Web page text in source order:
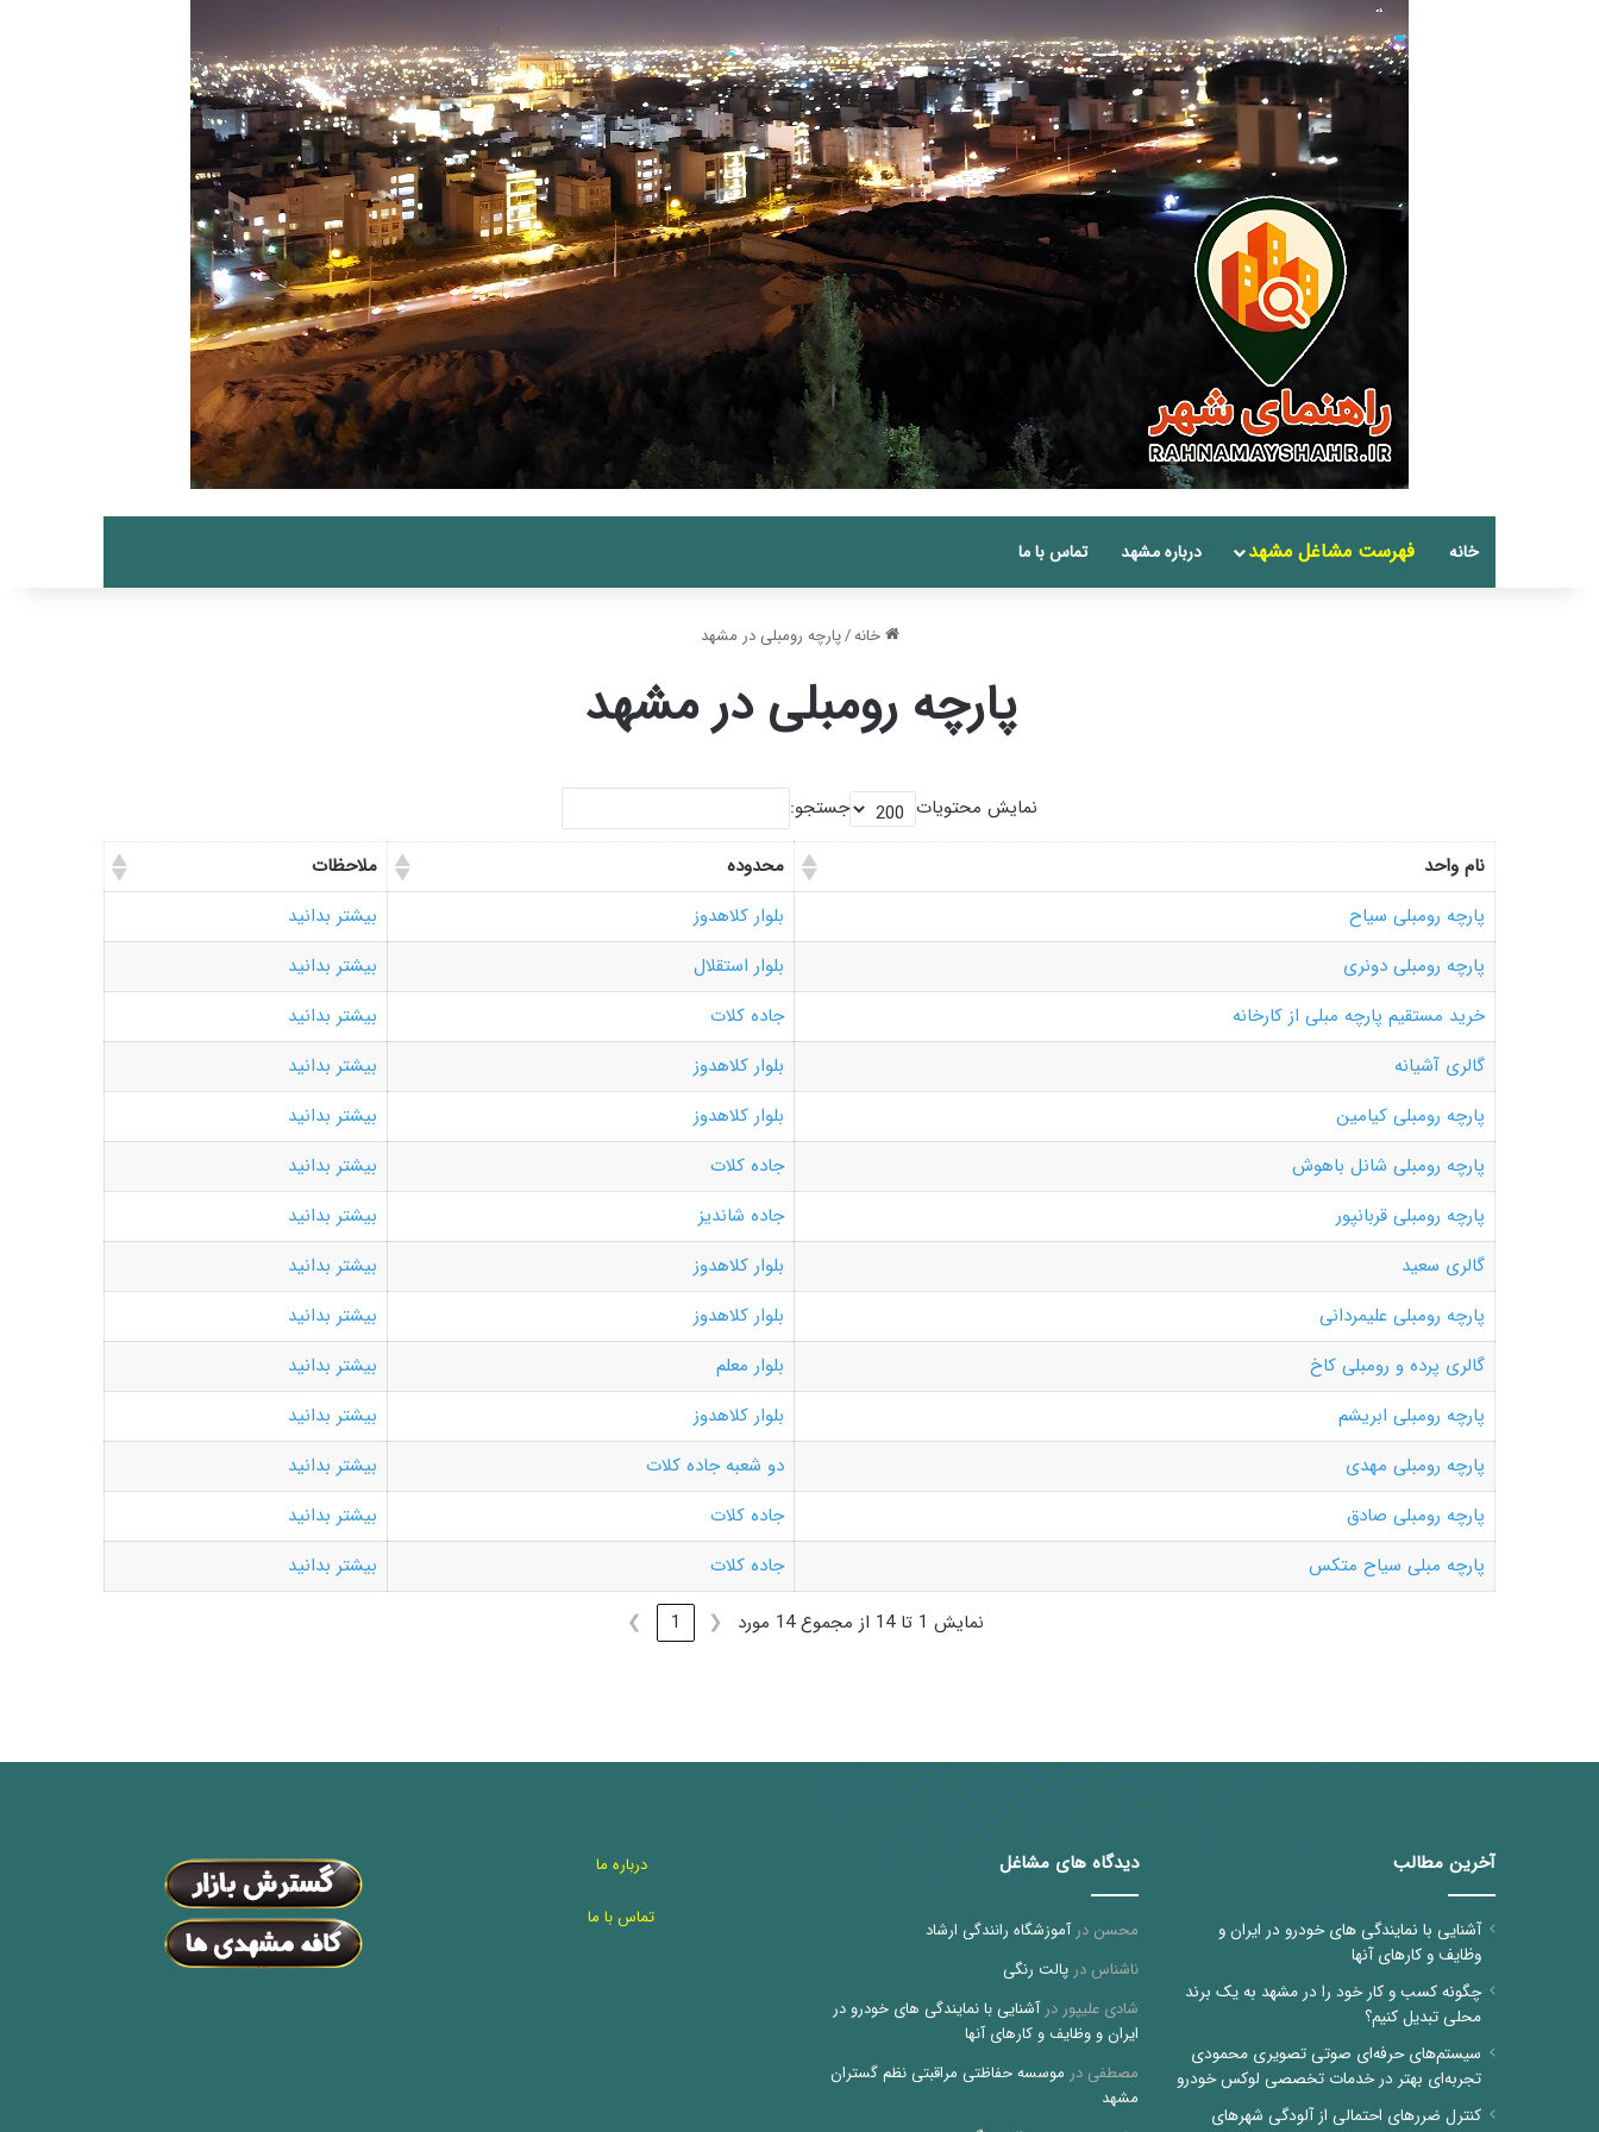
خانه فهرست مشاغل مشهد درباره مشهد تماس با ما
خانه/پارچه رومبلی در مشهد
پارچه رومبلی در مشهد
نمایش محتویات جستجو:
نام واحد محدوده
ملاحظات
پارچه رومبلی سیاح
بلوار کلاهدوز
بیشتر بدانید
پارچه رومبلی دونری
بلوار استقلال
بیشتر بدانید
خرید مستقیم پارچه مبلی از کارخانه
جاده کلات
بیشتر بدانید
گالری آشیانه
بلوار کلاهدوز
بیشتر بدانید
پارچه رومبلی کیامین
بلوار کلاهدوز
بیشتر بدانید
پارچه رومبلی شانل باهوش
جاده کلات
بیشتر بدانید
پارچه رومبلی قربانپور
جاده شاندیز
بیشتر بدانید
گالری سعید
بلوار کلاهدوز
بیشتر بدانید
پارچه رومبلی علیمردانی
بلوار کلاهدوز
بیشتر بدانید
گالری پرده و رومبلی کاخ
بلوار معلم
بیشتر بدانید
پارچه رومبلی ابریشم
بلوار کلاهدوز
بیشتر بدانید
پارچه رومبلی مهدی
دو شعبه جاده کلات
بیشتر بدانید
پارچه رومبلی صادق
جاده کلات
بیشتر بدانید
پارچه مبلی سیاح متکس
جاده کلات
بیشتر بدانید
نمایش 1 تا 14 از مجموع 14 مورد
❮
1
❯
آخرین مطالب
آشنایی با نمایندگی های خودرو در ایران و
وظایف و کارهای آنها
چگونه کسب و کار خود را در مشهد به یک برند
محلی تبدیل کنیم؟
سیستم‌های حرفه‌ای صوتی تصویری محمودی
تجربه‌ای بهتر در خدمات تخصصی لوکس خودرو
کنترل ضررهای احتمالی از آلودگی شهرهای
دیدگاه های مشاغل
محسن درآموزشگاه رانندگی ارشاد
ناشناس در پالت رنگی
شادی علیپور درآشنایی با نمایندگی های خودرو در
ایران و وظایف و کارهای آنها
مصطفی در موسسه حفاظتی مراقبتی نظم گستران
مشهد
درباره ما
تماس با ما